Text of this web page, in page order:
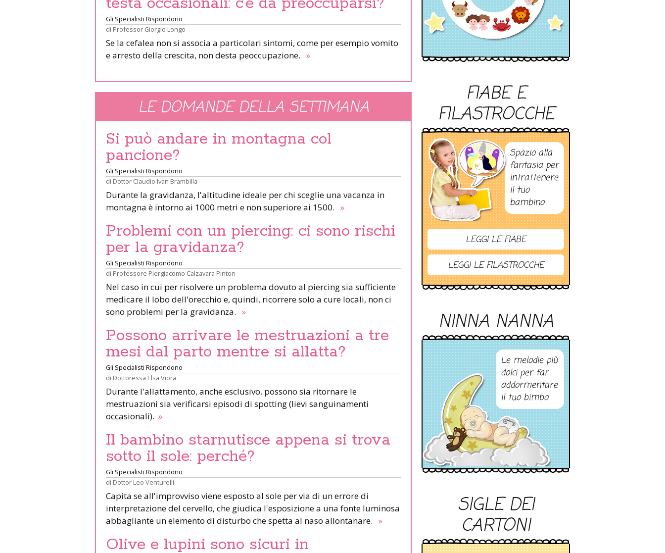
Gli Specialisti Rispondono
di Professor Giorgio Longo
Se la cefalea non si associa a particolari sintomi, come per esempio vomito
e arresto della crescita, non desta peoccupazione. »
LE DOMANDE DELLA SETTIMANA
Si può andare in montagna col
pancione?
Gli Specialisti Rispondono
di Dottor Claudio Ivan Brambilla
Durante la gravidanza, l'altitudine ideale per chi sceglie una vacanza in
montagna è intorno ai 1000 metri e non superiore ai 1500. »
Problemi con un piercing: ci sono rischi
per la gravidanza?
Gli Specialisti Rispondono
di Professore Piergiacomo Calzavara Pinton
Nel caso in cui per risolvere un problema dovuto al piercing sia sufficiente
medicare il lobo dell'orecchio e, quindi, ricorrere solo a cure locali, non ci
sono problemi per la gravidanza. »
Possono arrivare le mestruazioni a tre
mesi dal parto mentre si allatta?
Gli Specialisti Rispondono
di Dottoressa Elsa Viora
Durante l'allattamento, anche esclusivo, possono sia ritornare le
mestruazioni sia verificarsi episodi di spotting (lievi sanguinamenti
occasionali). »
Il bambino starnutisce appena si trova
sotto il sole: perché?
Gli Specialisti Rispondono
di Dottor Leo Venturelli
Capita se all'improvviso viene esposto al sole per via di un errore di
interpretazione del cervello, che giudica l'esposizione a una fonte luminosa
abbagliante un elemento di disturbo che spetta al naso allontanare. »
Olive e lupini sono sicuri in
FIABE E
FILASTROCCHE
Spazio alla
fantasia per
intrattenere
il tuo
bambino
LEGGI LE FIABE
LEGGI LE FILASTROCCHE
NINNA NANNA
Le melodie più
dolci per far
addormentare
il tuo bimbo
SIGLE DEI
CARTONI